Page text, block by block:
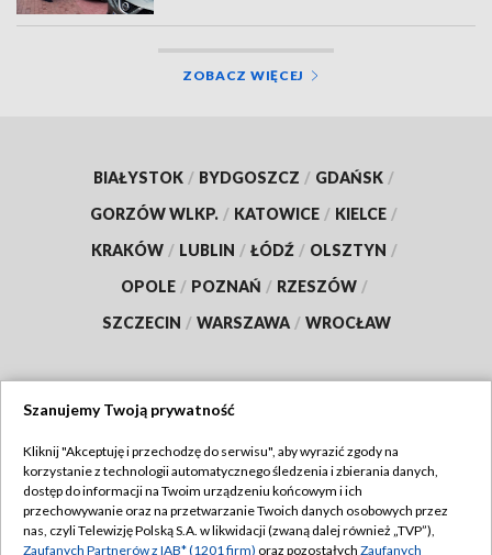
ZOBACZ WIĘCEJ
BIAŁYSTOK / BYDGOSZCZ / GDAŃSK /
GORZÓW WLKP. / KATOWICE / KIELCE /
KRAKÓW / LUBLIN / ŁÓDŹ / OLSZTYN /
OPOLE / POZNAŃ / RZESZÓW /
SZCZECIN / WARSZAWA / WROCŁAW
TVP
Abonament TVP
Emisja w TVP
Regulamin TVP
Szanujemy Twoją prywatność
Kliknij "Akceptuję i przechodzę do serwisu", aby wyrazić zgody na
korzystanie z technologii automatycznego śledzenia i zbierania danych,
dostęp do informacji na Twoim urządzeniu końcowym i ich
przechowywanie oraz na przetwarzanie Twoich danych osobowych przez
nas, czyli Telewizję Polską S.A. w likwidacji (zwaną dalej również „TVP”),
Zaufanych Partnerów z IAB* (1201 firm) oraz pozostałych Zaufanych